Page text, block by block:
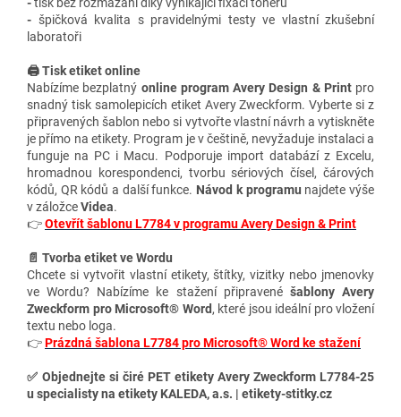
-tisk bez rozmazání díky vynikající fixaci toneru
- špičková kvalita s pravidelnými testy ve vlastní zkušební
laboratoři
🖨️ Tisk etiket online
Nabízíme bezplatný online program Avery Design & Print pro
snadný tisk samolepicích etiket Avery Zweckform. Vyberte si z
připravených šablon nebo si vytvořte vlastní návrh a vytiskněte
je přímo na etikety. Program je v češtině, nevyžaduje instalaci a
funguje na PC i Macu. Podporuje import databází z Excelu,
hromadnou korespondenci, tvorbu sériových čísel, čárových
kódů, QR kódů a další funkce. Návod k programu najdete výše
v záložceVidea.
👉Otevřít šablonu L7784 v programu Avery Design & Print
📄 Tvorba etiket ve Wordu
Chcete si vytvořit vlastní etikety, štítky, vizitky nebo jmenovky
ve Wordu? Nabízíme ke stažení připravené šablony Avery
Zweckform pro Microsoft® Word, které jsou ideální pro vložení
textu nebo loga.
👉Prázdná šablona L7784 pro Microsoft® Word ke stažení
✅ Objednejte si čiré PET etikety Avery Zweckform L7784-25
u specialisty na etikety KALEDA, a.s. | etikety-stitky.cz